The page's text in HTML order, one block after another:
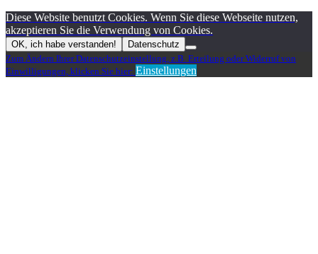
Diese Website benutzt Cookies. Wenn Sie diese Webseite nutzen,
akzeptieren Sie die Verwendung von Cookies.
OK, ich habe verstanden!
Datenschutz
Zum Ändern Ihrer Datenschutzeinstellung, z.B. Erteilung oder Widerruf von
Einwilligungen, klicken Sie hier: Einstellungen